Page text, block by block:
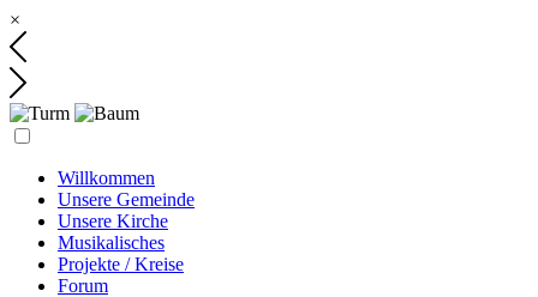
×
Willkommen
Unsere Gemeinde
Unsere Kirche
Musikalisches
Projekte / Kreise
Forum